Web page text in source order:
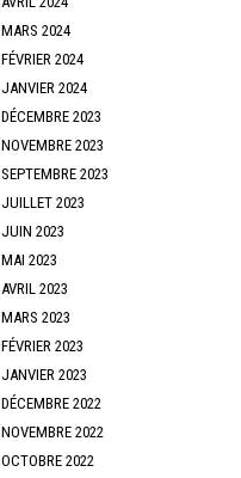
MARS 2024
FÉVRIER 2024
JANVIER 2024
DÉCEMBRE 2023
NOVEMBRE 2023
SEPTEMBRE 2023
JUILLET 2023
JUIN 2023
MAI 2023
AVRIL 2023
MARS 2023
FÉVRIER 2023
JANVIER 2023
DÉCEMBRE 2022
NOVEMBRE 2022
OCTOBRE 2022